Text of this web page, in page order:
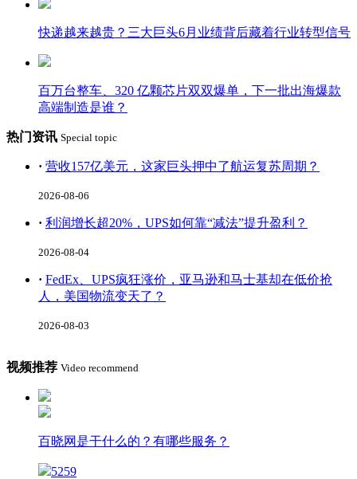
快递越来越贵？三大巨头6月业绩背后藏着行业转型信号
百万台整车、320 亿颗芯片双双爆单，下一批出海爆款
高端制造是谁？
热门资讯 Special topic
· 营收157亿美元，这家巨头押中了航运复苏周期？
2026-08-06
· 利润增长超20%，UPS如何靠“减法”提升盈利？
2026-08-04
· FedEx、UPS疯狂涨价，亚马逊和马士基却在低价抢
人，美国物流变天了？
2026-08-03
视频推荐 Video recommend
百晓网是干什么的？有哪些服务？
5259